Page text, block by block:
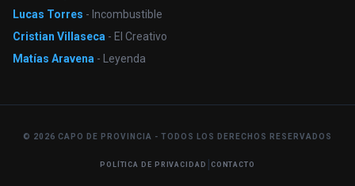
Lucas Torres - Incombustible
Cristian Villaseca - El Creativo
Matías Aravena - Leyenda
© 2026 CAPO DE PROVINCIA - TODOS LOS DERECHOS RESERVADOS
POLÍTICA DE PRIVACIDAD CONTACTO